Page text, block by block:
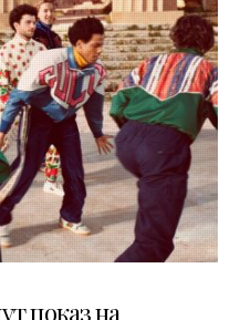
показ на